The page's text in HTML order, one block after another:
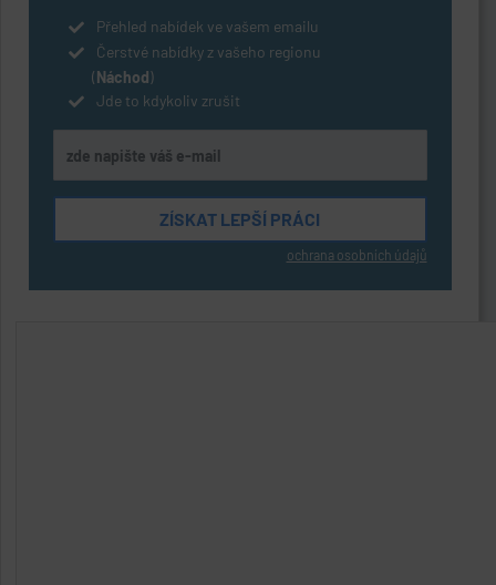
Přehled nabídek ve vašem emailu
Čerstvé nabídky z vašeho regionu
(Náchod)
Jde to kdykoliv zrušit
ochrana osobních údajů